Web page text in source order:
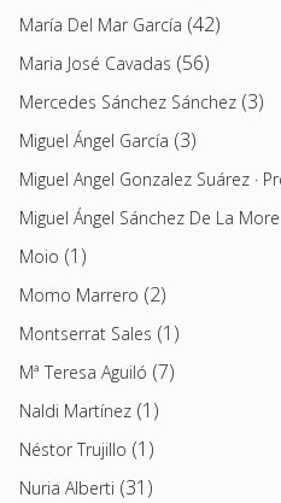
María Del Mar García (42)
Maria José Cavadas (56)
Mercedes Sánchez Sánchez (3)
Miguel Ángel García (3)
Miguel Angel Gonzalez Suárez ·
Miguel Ángel Sánchez De La
Moio (1)
Momo Marrero (2)
Montserrat Sales (1)
Mª Teresa Aguiló (7)
Naldi Martínez (1)
Néstor Trujillo (1)
Nuria Alberti (31)